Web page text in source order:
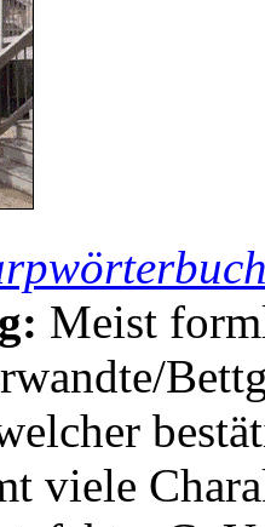
Meist
viele